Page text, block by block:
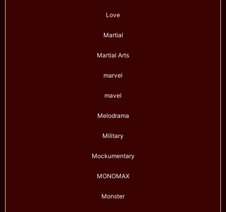
Love
Martial
Martial Arts
marvel
mavel
Melodrama
Military
Mockumentary
MONOMAX
Monster